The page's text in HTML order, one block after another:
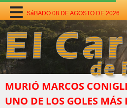
SáBADO 08 DE AGOSTO DE 2026
MURIÓ MARCOS
UNO DE LOS GOLES